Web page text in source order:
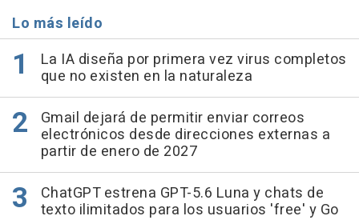
Lo más leído
La IA diseña por primera vez virus completos
que no existen en la naturaleza
Gmail dejará de permitir enviar correos
electrónicos desde direcciones externas a
partir de enero de 2027
ChatGPT estrena GPT-5.6 Luna y chats de
texto ilimitados para los usuarios 'free' y Go